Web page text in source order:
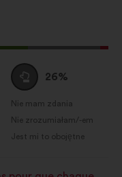
Wstrzymuję
się
:
26%
Nie mam zdania
:razy
Nie zrozumiałam/-em
:razy
Jest mi to obojętne
:razy
:pliki